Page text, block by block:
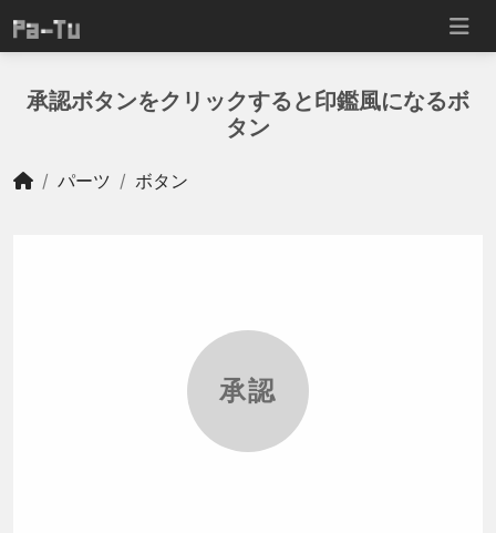
承認ボタンをクリックすると印鑑風になるボ
タン
パーツ ボタン